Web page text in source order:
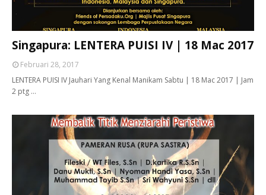
Singapura: LENTERA PUISI IV | 18 Mac 2017
Februari 28, 2017
LENTERA PUISI IV Jauhari Yang Kenal Manikam Sabtu | 18 Mac 2017 | Jam
2 ptg …